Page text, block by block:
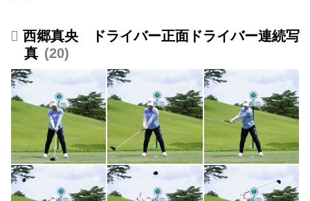
西郷真央 ドライバー正面ドライバー連続写
真
20